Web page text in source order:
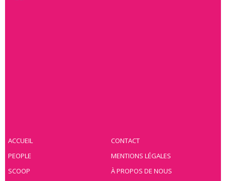
ACCUEIL
PEOPLE
SCOOP
CONTACT
MENTIONS LÉGALES
À PROPOS DE NOUS